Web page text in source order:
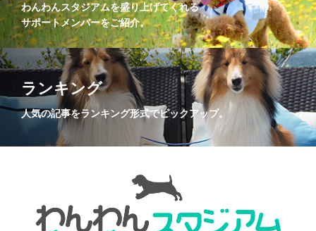
わんわんスタジアムを盛り上げてくれる
サポートメンバーをご紹介。
ランキング
人気の記事をランキング形式でピックアップ。